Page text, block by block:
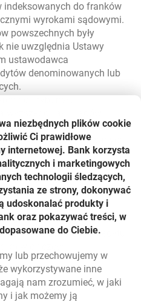
do franków
wyrokami sądowymi.
powszechnych były
nie uwzględnia Ustawy
ustawodawca
denominowanych lub
zasady ważność umów
i denominowanych
istnienie i zasadność
Bankowi Millennium
którym zakwestionowano by
indeksowanych
Bank nie został
do zwrotu rat kredytu
niezbędnych plików cookie
Ci prawidłowe
internetowej. Bank korzysta
i marketingowych
technologii śledzących,
ze strony, dokonywać
udoskonalać produkty i
oraz pokazywać treści, w
do Ciebie.
lub przechowujemy w
wykorzystywane inne
nam zrozumieć, w jaki
i jak możemy ją